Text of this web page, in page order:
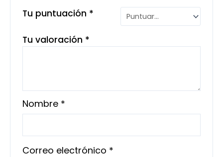
Tu puntuación *
Tu valoración *
Nombre *
Correo electrónico *